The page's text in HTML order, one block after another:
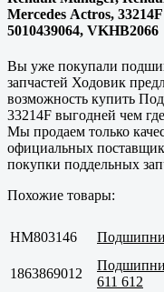
Mercedes Actros,
5010439064, VKHB2066
Вы уже покупали
запчастей Ходовик
возможность купить
33214F выгодней чем
Мы продаем только
официальных
покупки поддельных
Похожие товары:
HM803146
1863869012
611 612